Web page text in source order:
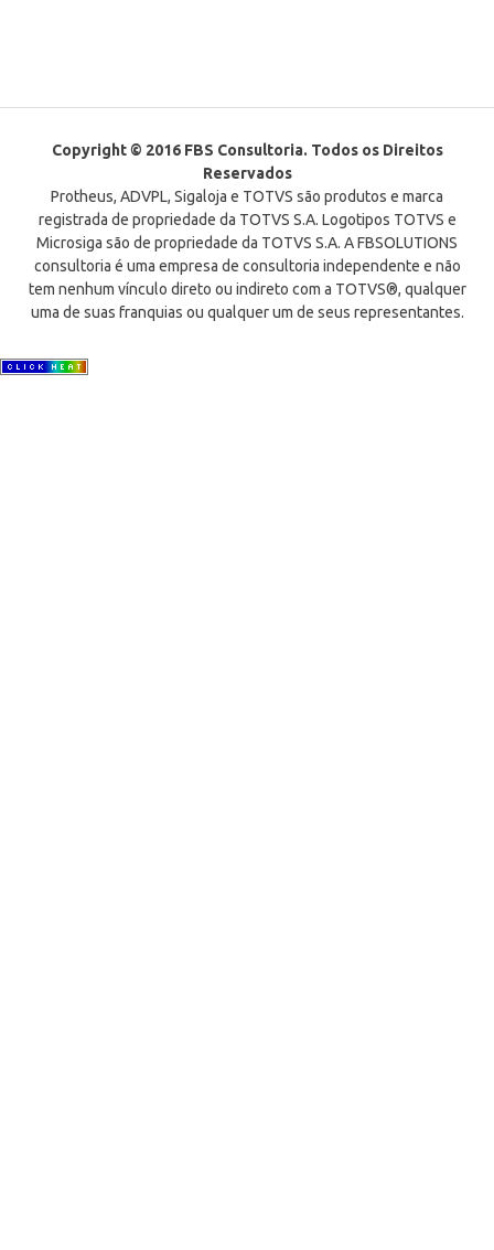
Copyright © 2016 FBS Consultoria. Todos os Direitos
Reservados
Protheus, ADVPL, Sigaloja e TOTVS são produtos e marca
registrada de propriedade da TOTVS S.A. Logotipos TOTVS e
Microsiga são de propriedade da TOTVS S.A. A FBSOLUTIONS
consultoria é uma empresa de consultoria independente e não
tem nenhum vínculo direto ou indireto com a TOTVS®, qualquer
uma de suas franquias ou qualquer um de seus representantes.